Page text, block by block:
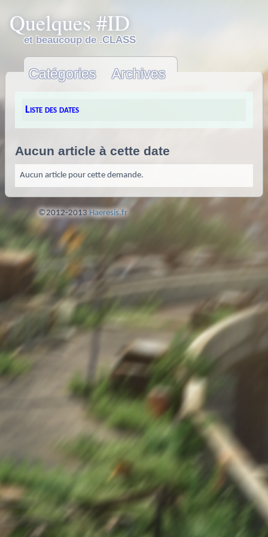
Liste des dates
Aucun article à cette date
Aucun article pour cette demande.
Quelques #ID
et beaucoup de .CLASS
Catégories Archives
©2012-2013 Haeresis.fr